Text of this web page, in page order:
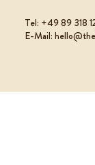
Tel: +49 89 318
E-Mail: